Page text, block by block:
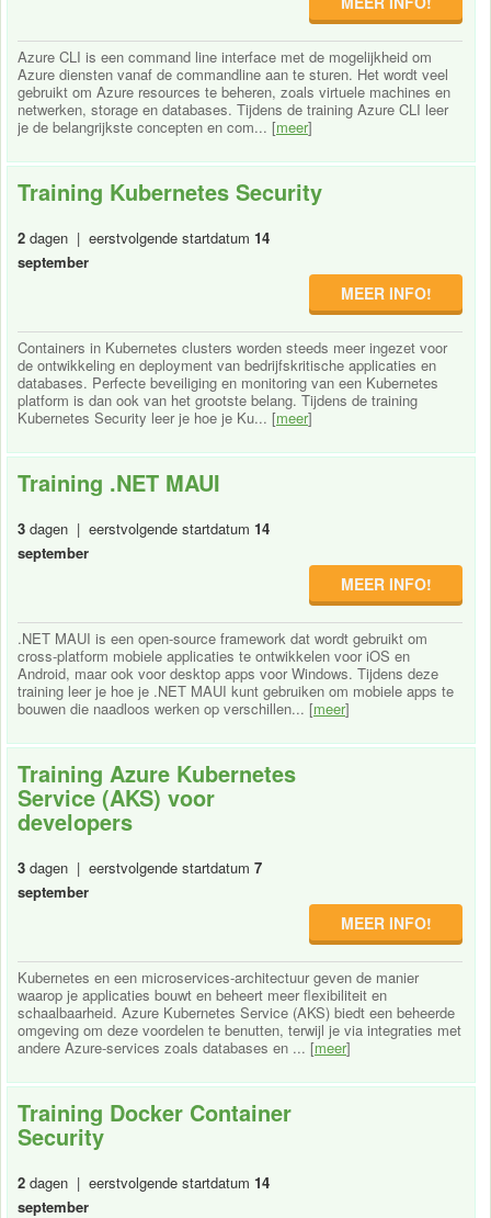
Azure CLI is een command line interface met de mogelijkheid om
Azure diensten vanaf de commandline aan te sturen. Het wordt veel
gebruikt om Azure resources te beheren, zoals virtuele machines en
netwerken, storage en databases. Tijdens de training Azure CLI leer
je de belangrijkste concepten en com... [meer]
Training Kubernetes Security
2 dagen | eerstvolgende startdatum 14
september
MEER INFO!
Containers in Kubernetes clusters worden steeds meer ingezet voor
de ontwikkeling en deployment van bedrijfskritische applicaties en
databases. Perfecte beveiliging en monitoring van een Kubernetes
platform is dan ook van het grootste belang. Tijdens de training
Kubernetes Security leer je hoe je Ku... [meer]
Training .NET MAUI
3 dagen | eerstvolgende startdatum 14
september
MEER INFO!
.NET MAUI is een open-source framework dat wordt gebruikt om
cross-platform mobiele applicaties te ontwikkelen voor iOS en
Android, maar ook voor desktop apps voor Windows. Tijdens deze
training leer je hoe je .NET MAUI kunt gebruiken om mobiele apps te
bouwen die naadloos werken op verschillen... [meer]
Training Azure Kubernetes
Service (AKS) voor
developers
3 dagen | eerstvolgende startdatum 7
september
MEER INFO!
Kubernetes en een microservices-architectuur geven de manier
waarop je applicaties bouwt en beheert meer flexibiliteit en
schaalbaarheid. Azure Kubernetes Service (AKS) biedt een beheerde
omgeving om deze voordelen te benutten, terwijl je via integraties met
andere Azure-services zoals databases en ... [meer]
Training Docker Container
Security
2 dagen | eerstvolgende startdatum 14
september